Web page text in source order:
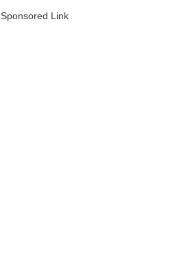
Sponsored Link